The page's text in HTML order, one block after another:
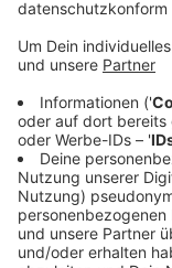
am
hat auch
in dem Stadtteil:
Veröffentlicht:
Anzeige
Um die zu